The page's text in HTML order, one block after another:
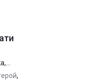
,
,